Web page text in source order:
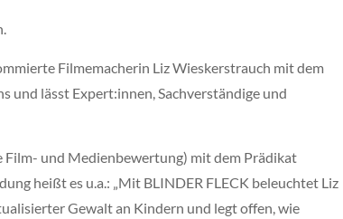
Filmemacherin Liz Wieskerstrauch mit dem
und lässt Expert:innen, Sachverständige und
Film- und Medienbewertung) mit dem Prädikat
heißt es u.a.: „Mit BLINDER FLECK beleuchtet Liz
Gewalt an Kindern und legt offen, wie